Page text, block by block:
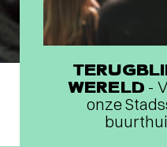
WERELD -
onze